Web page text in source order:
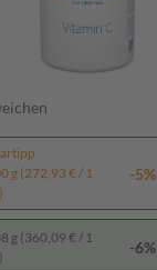
g (272,93 € / 1
-5%
g (360,09 € / 1
-6%